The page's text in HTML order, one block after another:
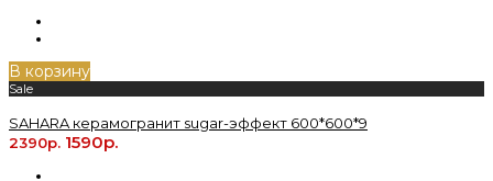
В корзину
Sale
SAHARA керамогранит sugar-эффект 600*600*9
2390р. 1590р.